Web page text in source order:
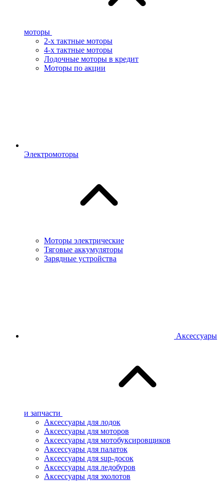
моторы
2-х тактные моторы
4-х тактные моторы
Лодочные моторы в кредит
Моторы по акции
Электромоторы
Моторы электрические
Тяговые аккумуляторы
Зарядные устройства
Аксессуары
и запчасти
Аксессуары для лодок
Аксессуары для моторов
Аксессуары для мотобуксировщиков
Аксессуары для палаток
Аксессуары для sup-досок
Аксессуары для ледобуров
Аксессуары для эхолотов